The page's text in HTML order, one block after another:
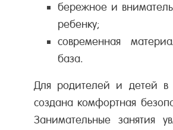
бережное и
ребенку;
современная
база.
Для родителей и детей в
создана комфортная
Занимательные занятия